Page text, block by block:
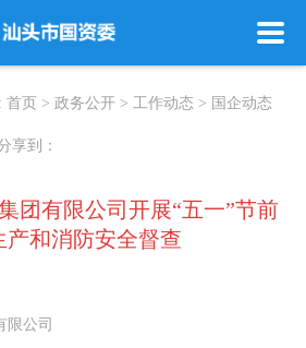
首页 > 政务公开 > 工作动态 > 国企动态
享到：
团有限公司开展“五一”节前
产和消防安全督查
限公司